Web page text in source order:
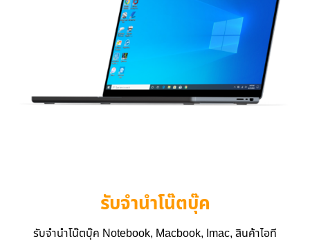
รับจำนำโน๊ตบุ๊ค
รับจำนำโน๊ตบุ๊ค Notebook, Macbook, Imac, สินค้าไอที